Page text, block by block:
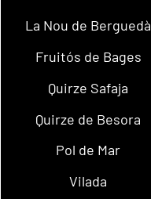
La Nou de Berguedà
Fruitós de Bages
Quirze Safaja
Quirze de Besora
Pol de Mar
Vilada